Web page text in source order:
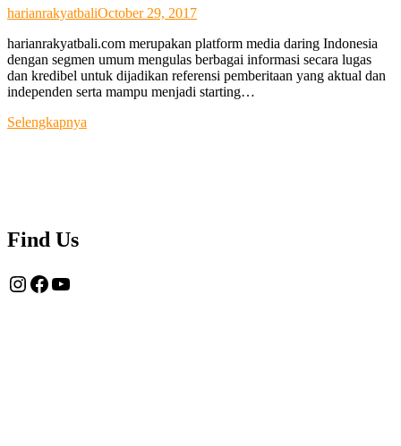
harianrakyatbaliOctober 29, 2017
harianrakyatbali.com merupakan platform media daring Indonesia
dengan segmen umum mengulas berbagai informasi secara lugas
dan kredibel untuk dijadikan referensi pemberitaan yang aktual dan
independen serta mampu menjadi starting…
Selengkapnya
Find Us
Instagram
Facebook
YouTube